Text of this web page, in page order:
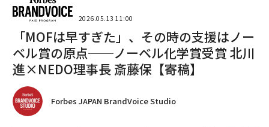
2026.05.13 11:00
「MOFは早すぎた」、その時の支援はノー
ベル賞の原点──ノーベル化学賞受賞 北川
進×NEDO理事長 斎藤保【寄稿】
Forbes JAPAN BrandVoice Studio